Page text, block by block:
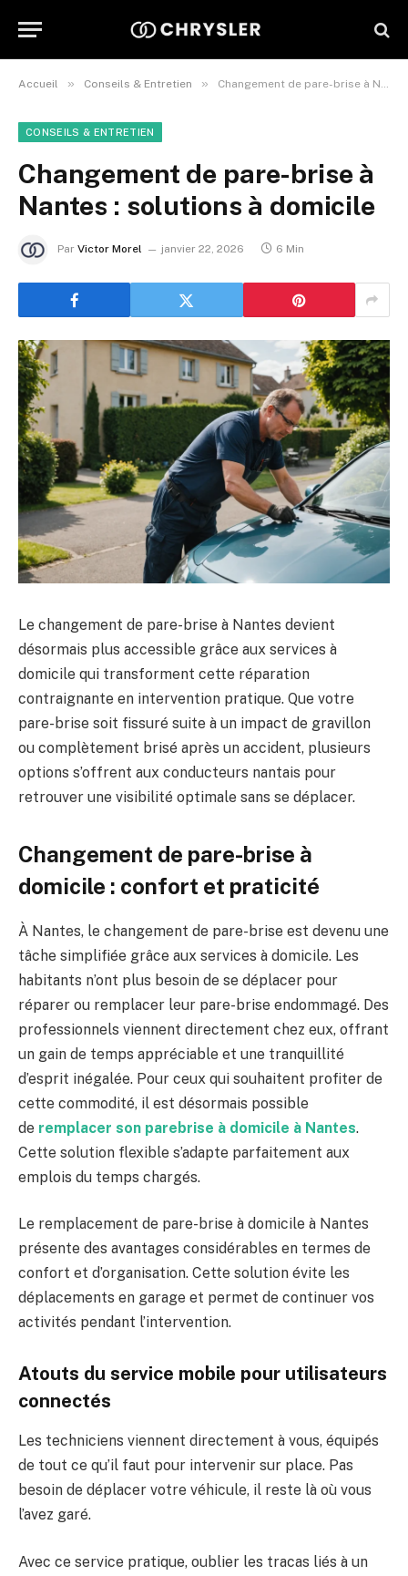
Accueil » Conseils & Entretien » Changement de pare-brise à Nantes : solutions à domicile
CONSEILS & ENTRETIEN
Changement de pare-brise à
Nantes : solutions à domicile
Par Victor Morel janvier 22, 2026 6 Min
Le changement de pare-brise à Nantes devient
désormais plus accessible grâce aux services à
domicile qui transforment cette réparation
contraignante en intervention pratique. Que votre
pare-brise soit fissuré suite à un impact de gravillon
ou complètement brisé après un accident, plusieurs
options s’offrent aux conducteurs nantais pour
retrouver une visibilité optimale sans se déplacer.
Changement de pare-brise à
domicile : confort et praticité
À Nantes, le changement de pare-brise est devenu une
tâche simplifiée grâce aux services à domicile. Les
habitants n’ont plus besoin de se déplacer pour
réparer ou remplacer leur pare-brise endommagé. Des
professionnels viennent directement chez eux, offrant
un gain de temps appréciable et une tranquillité
d’esprit inégalée. Pour ceux qui souhaitent profiter de
cette commodité, il est désormais possible
de remplacer son parebrise à domicile à Nantes.
Cette solution flexible s’adapte parfaitement aux
emplois du temps chargés.
Le remplacement de pare-brise à domicile à Nantes
présente des avantages considérables en termes de
confort et d’organisation. Cette solution évite les
déplacements en garage et permet de continuer vos
activités pendant l’intervention.
Atouts du service mobile pour utilisateurs
connectés
Les techniciens viennent directement à vous, équipés
de tout ce qu’il faut pour intervenir sur place. Pas
besoin de déplacer votre véhicule, il reste là où vous
l’avez garé.
Avec ce service pratique, oublier les tracas liés à un